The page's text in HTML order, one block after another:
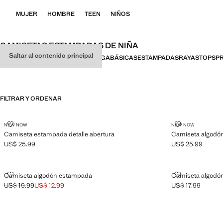
Saltar al contenido principal
MUJER HOMBRE TEEN NIÑOS
CAMISETAS ESTAMPADAS DE NIÑA
TODOMANGA CORTAMANGA LARGABÁSICASESTAMPADASRAYASTOPS
FILTRAR Y ORDENAR
NEW NOW
Camiseta estampada detalle abertura
CAMISETA ESTAMPADA DETALLE ABERTURA
Precio actual [US$ 25.99 ]
US$ 25.99
NEW NOW
Camiseta
CAMISETA
Precio actual
US$ 25.99
Camiseta algodón estampada
CAMISETA ALGODÓN ESTAMPADA
Precio inicial tachado [US$ 19.99 ]
US$ 19.99
Precio actual [US$ 12.99 ]
US$ 12.99
Camiseta
CAMISETA
Precio actual [US$
US$ 17.99